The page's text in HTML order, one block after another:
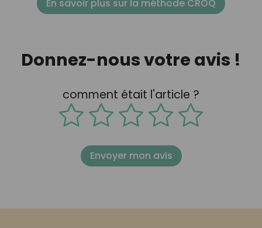
En savoir plus sur la méthode CROQ
Donnez-nous votre avis !
comment était l'article ?
Envoyer mon avis